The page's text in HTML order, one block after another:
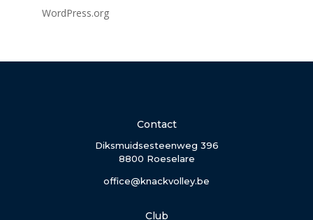
WordPress.org
Contact
Diksmuidsesteenweg 396
8800 Roeselare
office@knackvolley.be
Club